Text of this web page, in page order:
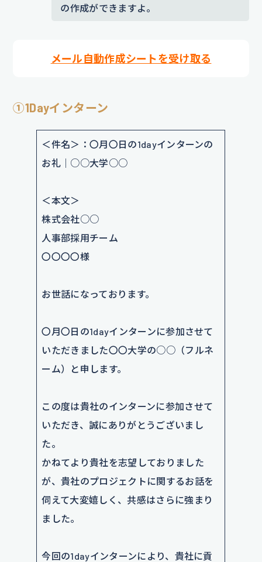
の作成ができますよ。
メール自動作成シートを受け取る
①1Dayインターン
＜件名＞：〇月〇日の1dayインターンの
お礼｜○○大学○○
＜本文＞
株式会社○○
人事部採用チーム
〇〇〇〇様
お世話になっております。
〇月〇日の1dayインターンに参加させて
いただきました〇〇大学の○○（フルネ
ーム）と申します。
この度は貴社のインターンに参加させて
いただき、誠にありがとうございまし
た。
かねてより貴社を志望しておりました
が、貴社のプロジェクトに関するお話を
伺えて大変嬉しく、共感はさらに強まり
ました。
今回の1dayインターンにより、貴社に貢